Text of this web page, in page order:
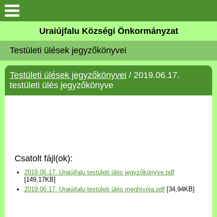
Köszöntő
Elérhetőségek
Uraiújfalu
Választási információk
Versenyképes Járások
Uraiújfalu Községi Önkormányzat
Testületi ülések jegyzőkönyvei
Testületi ülések jegyzőkönyvei / 2019.06.17.
testületi ülés jegyzőkönyve
Csatolt fájl(ok):
2019.06.17. Uraiújfalu testületi ülés jegyzőkönyve.pdf
[149,17KB]
2019.06.17. Uraiújfalu testületi ülés meghívója.pdf [34,94KB]